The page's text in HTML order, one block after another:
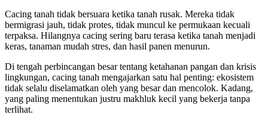
Cacing tanah tidak bersuara ketika tanah rusak. Mereka tidak
bermigrasi jauh, tidak protes, tidak muncul ke permukaan kecuali
terpaksa. Hilangnya cacing sering baru terasa ketika tanah menjadi
keras, tanaman mudah stres, dan hasil panen menurun.
Di tengah perbincangan besar tentang ketahanan pangan dan krisis
lingkungan, cacing tanah mengajarkan satu hal penting: ekosistem
tidak selalu diselamatkan oleh yang besar dan mencolok. Kadang,
yang paling menentukan justru makhluk kecil yang bekerja tanpa
terlihat.